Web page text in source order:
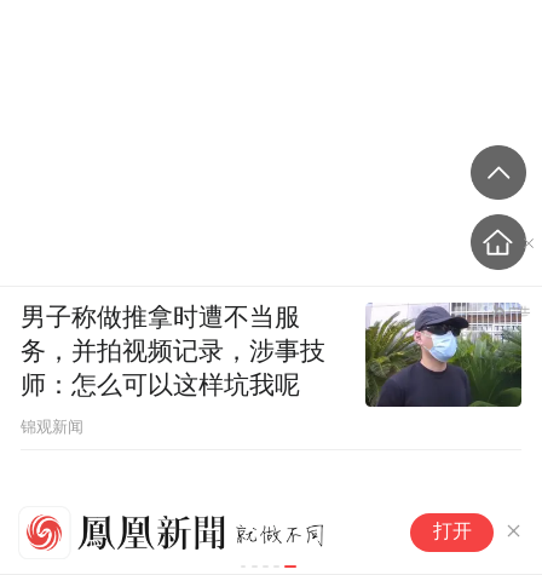
打开
男子称做推拿时遭不当服
务，并拍视频记录，涉事技
师：怎么可以这样坑我呢
锦观新闻